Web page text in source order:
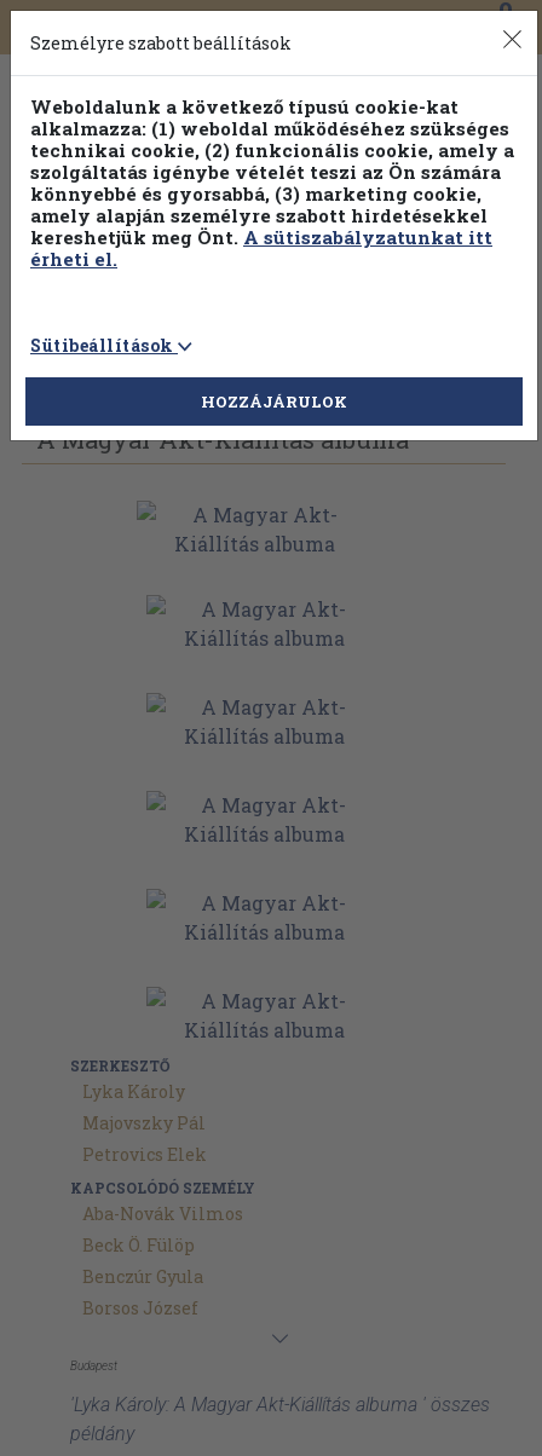
Toggle
navigation
0
Vissza az előző oldalra Válasszon példányt
A Magyar Akt-Kiállítás albuma
SZERKESZTŐ
Lyka Károly
Majovszky Pál
Petrovics Elek
KAPCSOLÓDÓ SZEMÉLY
Aba-Novák Vilmos
Beck Ö. Fülöp
Benczúr Gyula
Borsos József
Budapest
'Lyka Károly: A Magyar Akt-Kiállítás albuma ' összes
példány
Személyre szabott beállítások
Weboldalunk a következő típusú cookie-kat
alkalmazza: (1) weboldal működéséhez szükséges
technikai cookie, (2) funkcionális cookie, amely a
szolgáltatás igénybe vételét teszi az Ön számára
könnyebbé és gyorsabbá, (3) marketing cookie,
amely alapján személyre szabott hirdetésekkel
kereshetjük meg Önt. A sütiszabályzatunkat itt
érheti el.
Sütibeállítások
HOZZÁJÁRULOK